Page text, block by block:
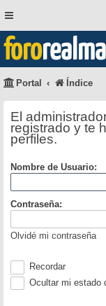
foro
Portal Índice
El
registrado y te
perfiles.
Nombre de Usuario:
Contraseña:
Olvidé mi contraseña
Recordar
Ocultar mi estado